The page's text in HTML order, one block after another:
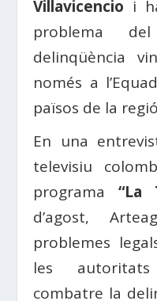
Villavicencio i
problema
delinqüència
només a
països de la
En una
televisiu
programa “La
d’agost,
problemes
les
combatre la